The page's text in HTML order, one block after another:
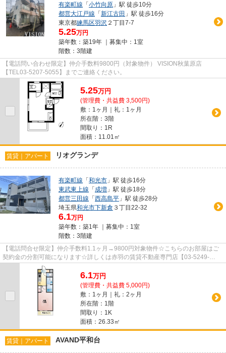
有楽町線 「小竹向原 」駅 徒歩10分
都営大江戸線 「新江古田 」駅 徒歩16分
東京都練馬区羽沢 ２丁目7-7
5.25万円
築年数：築19年 ｜募集中： 1室
階数：3階建
【電話問い合わせ限定】仲介手数料9800円（対象物件） VISION秋葉原店
【TEL03-5207-5055】までご連絡ください。
5.25万円
(管理費・共益費 3,500円)
敷：1ヶ月｜礼：1ヶ月
所在階：3階
間取り：1R
面積：11.01㎡
賃貸｜アパート リオグランデ
有楽町線 「和光市 」駅 徒歩16分
東武東上線 「成増 」駅 徒歩18分
都営三田線 「西高島平 」駅 徒歩28分
埼玉県和光市下新倉 ３丁目22-32
6.1万円
築年数：築1年 ｜募集中： 1室
階数：3階建
【電話問合せ限定】仲介手数料1.1ヶ月→9800円対象物件☆こちらのお部屋はご
契約金の分割可能になります☆詳しくは赤羽の賃貸不動産専門店【03-5249-
4177】VISION赤羽店までご連絡下さい！！
6.1万円
(管理費・共益費 5,000円)
敷：1ヶ月｜礼：2ヶ月
所在階：1階
間取り：1K
面積：26.33㎡
賃貸｜アパート AVAND平和台